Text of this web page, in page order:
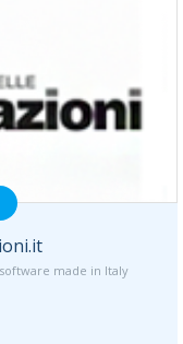
made in Italy